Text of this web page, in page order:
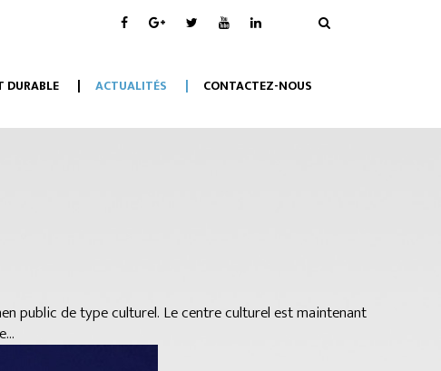
DURABLE ACTUALITÉS CONTACTEZ-NOUS
public de type culturel. Le centre culturel est maintenant